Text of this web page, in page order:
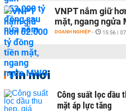
VNPT nắm giữ
mặt, ngang ngửa
DOANH NGHIỆP - 15:56 |
Tin mới
Công suất lọc dầu
mặt áp lực tăng